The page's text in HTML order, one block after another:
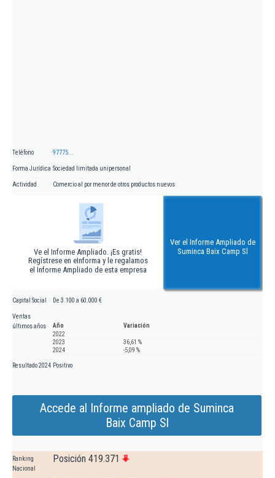
Teléfono 97775...
Forma Jurídica Sociedad limitada unipersonal
Actividad Comercio al por menor de otros productos nuevos
Ve el Informe Ampliado. ¡Es gratis!
Regístrese en eInforma y le regalamos
el Informe Ampliado de esta empresa
Ver el Informe Ampliado de
Suminca Baix Camp Sl
Capital Social De 3.100 a 60.000 €
Ventas
últimos años
Año
Variación
2022
2023
36,61 %
2024
-5,09 %
Resultado 2024 Positivo
Accede al Informe ampliado de Suminca
Baix Camp Sl
Ranking
Nacional
Posición 419.371